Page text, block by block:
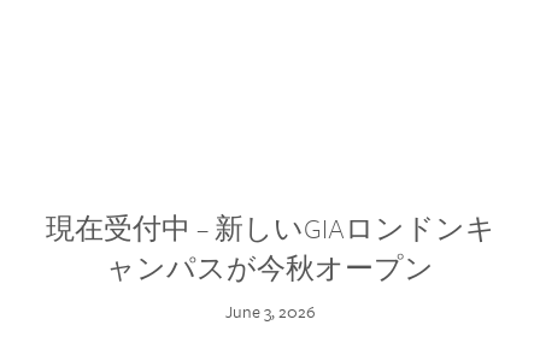
現在受付中 – 新しいGIAロンドンキ
ャンパスが今秋オープン
June 3, 2026